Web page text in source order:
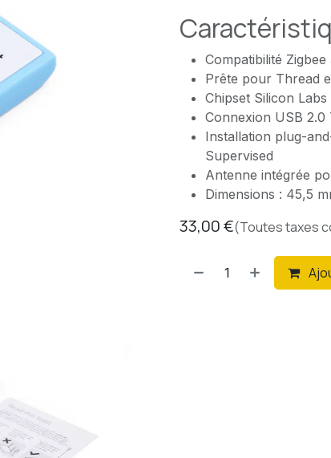
Compatibilité
Prête pour Thread
Chipset Silicon
Connexion USB 2.0
Installation plug-
Supervised
Antenne intégrée
Dimensions : 45,5
33,00€(Toutes taxes